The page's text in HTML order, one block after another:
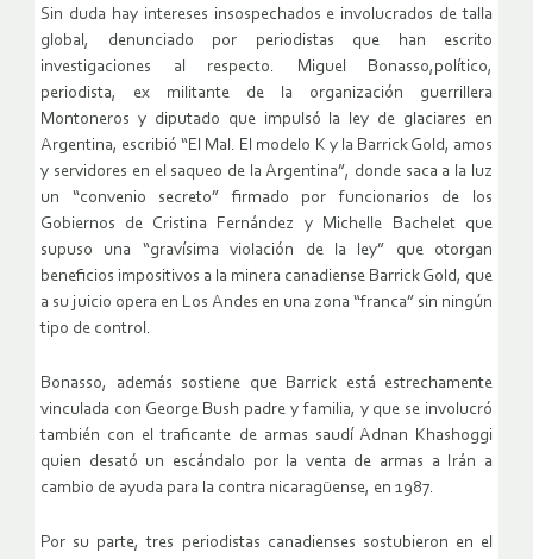
Sin duda hay intereses insospechados e involucrados de talla
global, denunciado por periodistas que han escrito
investigaciones al respecto. Miguel Bonasso,político,
periodista, ex militante de la organización guerrillera
Montoneros y diputado que impulsó la ley de glaciares en
Argentina, escribió “El Mal. El modelo K y la Barrick Gold, amos
y servidores en el saqueo de la Argentina”, donde saca a la luz
un “convenio secreto” firmado por funcionarios de los
Gobiernos de Cristina Fernández y Michelle Bachelet que
supuso una “gravísima violación de la ley” que otorgan
beneficios impositivos a la minera canadiense Barrick Gold, que
a su juicio opera en Los Andes en una zona “franca” sin ningún
tipo de control.
Bonasso, además sostiene que Barrick está estrechamente
vinculada con George Bush padre y familia, y que se involucró
también con el traficante de armas saudí Adnan Khashoggi
quien desató un escándalo por la venta de armas a Irán a
cambio de ayuda para la contra nicaragüense, en 1987.
Por su parte, tres periodistas canadienses sostubieron en el